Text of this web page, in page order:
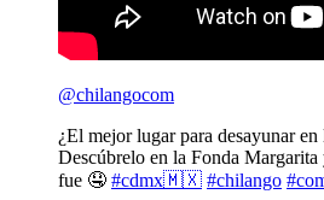
@chilangocom
¿El mejor lugar para desayunar en
Descúbrelo en la Fonda Margarita
fue 🤤 #cdmx🇲🇽 #chilango